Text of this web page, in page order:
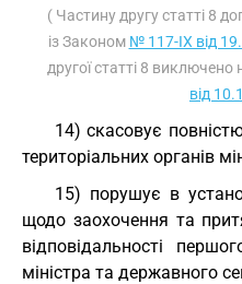
( Частину другу статті 8
із Законом № 117-IX від
другої статті 8 виключено
від
14) скасовує
територіальних органів
15) порушує в
щодо заохочення та
відповідальності
міністра та державного